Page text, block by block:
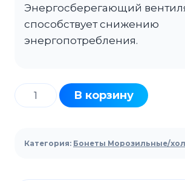
Энергосберегающий
способствует снижению
энергопотребления.
Количество
товара
бонета
В корзину
Категория: Бонеты Морозильные/